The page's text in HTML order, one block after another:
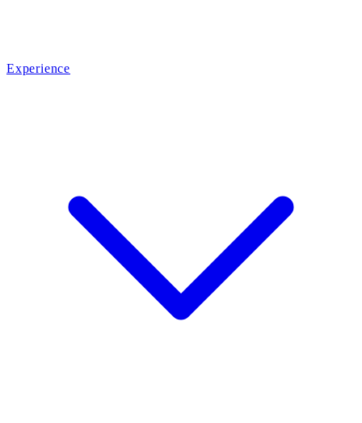
Experience